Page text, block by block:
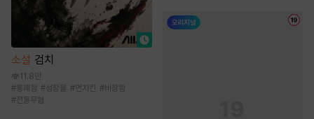
소설 검치
11.8만
#통쾌함 #성장물 #먼치킨 #비장함
#전통무협